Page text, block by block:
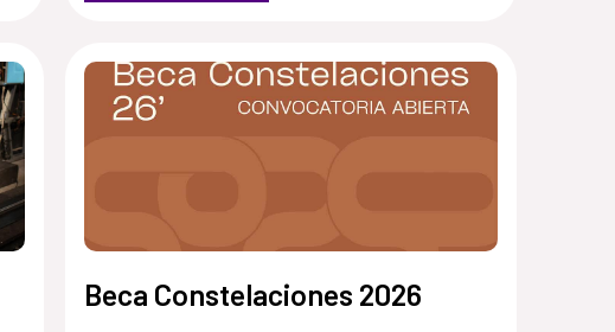
Beca Constelaciones 2026